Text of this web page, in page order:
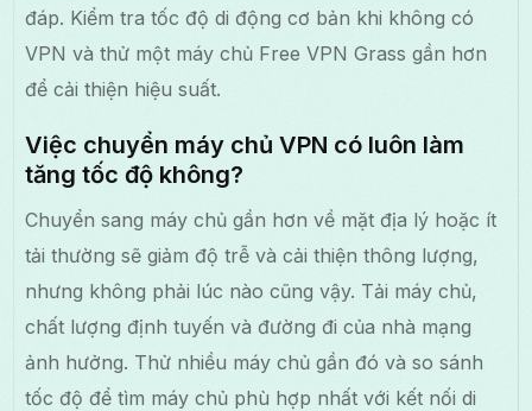
đáp. Kiểm tra tốc độ di động cơ bản khi không có
VPN và thử một máy chủ Free VPN Grass gần hơn
để cải thiện hiệu suất.
Việc chuyển máy chủ VPN có luôn làm
tăng tốc độ không?
Chuyển sang máy chủ gần hơn về mặt địa lý hoặc ít
tải thường sẽ giảm độ trễ và cải thiện thông lượng,
nhưng không phải lúc nào cũng vậy. Tải máy chủ,
chất lượng định tuyến và đường đi của nhà mạng
ảnh hưởng. Thử nhiều máy chủ gần đó và so sánh
tốc độ để tìm máy chủ phù hợp nhất với kết nối di